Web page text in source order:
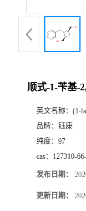
顺式-1-苄基-
英文名称： (1-
品牌： 钰康
纯度： 97
cas： 127310-
发布日期：
更新日期：